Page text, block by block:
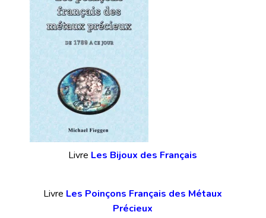
Livre Les Bijoux des Français
Livre Les Poinçons Français des Métaux
Précieux